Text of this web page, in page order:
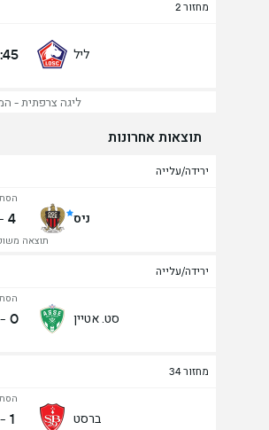
מחזור 2
ליל
ליגה צרפתית -
תוצאות אחרונות
ירידה/עלייה
ניס 4
תוצאה
ירידה/עלייה
סט. אטיין 0
-
מחזור 34
ברסט 1
-